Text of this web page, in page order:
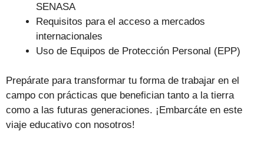
SENASA
Requisitos para el acceso a mercados
internacionales
Uso de Equipos de Protección Personal (EPP)
Prepárate para transformar tu forma de trabajar en el
campo con prácticas que benefician tanto a la tierra
como a las futuras generaciones. ¡Embarcáte en este
viaje educativo con nosotros!